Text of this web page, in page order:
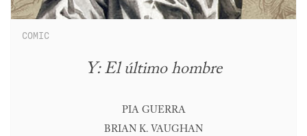
COMIC
Y: El último hombre
PIA GUERRA
BRIAN K. VAUGHAN